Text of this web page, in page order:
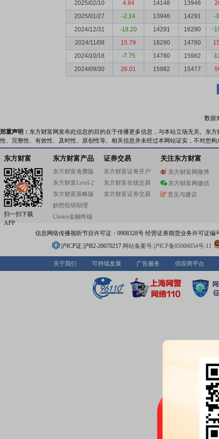
2025/02/10
4.84 14148 13946
2025/01/27
-2.14 13946 14291
-
2024/12/31
-18.20 14291 16290
-
2024/11/08
15.79 16290 14780
2024/10/18
-7.75 14780 15982
-
2024/09/30
26.01 15982 15477
数据
郑重声明： 东方财富网发布此信息的目的在于传播更多信息，与本站立场无关。东
性、完整性、有效性、及时性、原创性等。相关信息并未经过本网站证实，不对您
东方财富
扫一扫下载
APP
东方财富产品
东方财富免费版
东方财富Level-2
东方财富策略版
妙想投研助理
Choice金融终端
证券交易
东方财富证券开户
东方财富在线交易
东方财富证券交易
关注东方财富
东方财富网微博
东方财富网微信
意见与建议
信息网络传播视听节目许可证：0908328号 经营证券期货业务许可证编
沪ICP证:沪B2-20070217 网站备案号:沪ICP备05006054号-11
关于我们 可持续发展 广告服务 供应商平台